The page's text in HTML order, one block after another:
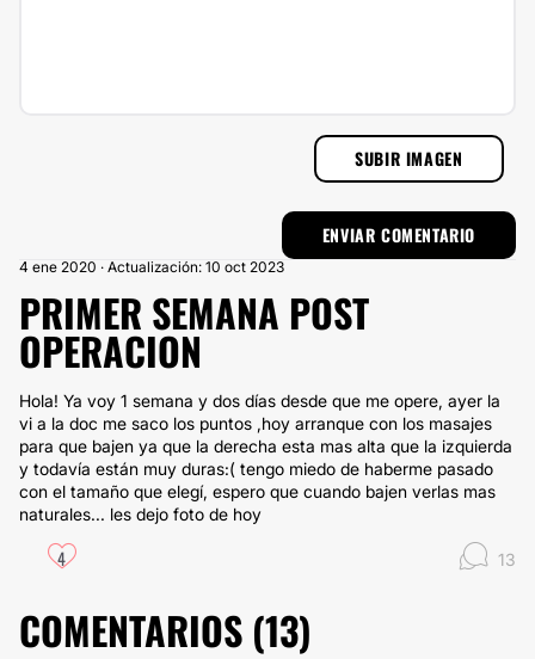
SUBIR IMAGEN
4 ene 2020 · Actualización: 10 oct 2023
PRIMER SEMANA POST
OPERACION
Hola! Ya voy 1 semana y dos días desde que me opere, ayer la
vi a la doc me saco los puntos ,hoy arranque con los masajes
para que bajen ya que la derecha esta mas alta que la izquierda
y todavía están muy duras:( tengo miedo de haberme pasado
con el tamaño que elegí, espero que cuando bajen verlas mas
naturales... les dejo foto de hoy
4 13
COMENTARIOS (13)